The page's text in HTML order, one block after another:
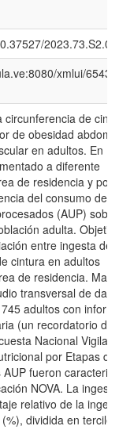
xmlui/
circunferencia de
de obesidad
en adultos. En
a diferente
de residencia y
del consumo de
(AUP)
adulta.
entre ingesta de
cintura en adultos
de residencia.
transversal de
adultos con
(un recordatorio de
Nacional
por Etapas de
fueron
NOVA. La
relativo de la
dividida en